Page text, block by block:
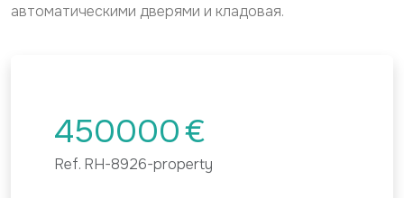
автоматическими дверями и кладовая.
450000€
Ref. RH-8926-property